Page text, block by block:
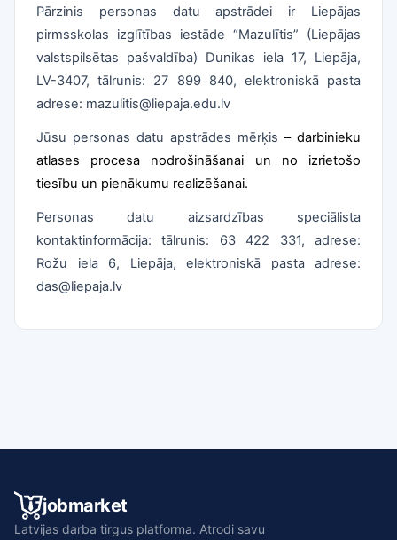
Pārzinis personas datu apstrādei ir Liepājas
pirmsskolas izglītības iestāde “Mazulītis” (Liepājas
valstspilsētas pašvaldība) Dunikas iela 17, Liepāja,
LV-3407, tālrunis: 27 899 840, elektroniskā pasta
adrese: mazulitis@liepaja.edu.lv
Jūsu personas datu apstrādes mērķis – darbinieku
atlases procesa nodrošināšanai un no izrietošo
tiesību un pienākumu realizēšanai.
Personas datu aizsardzības speciālista
kontaktinformācija: tālrunis: 63 422 331, adrese:
Rožu iela 6, Liepāja, elektroniskā pasta adrese:
das@liepaja.lv
jobmarket
Latvijas darba tirgus platforma. Atrodi savu